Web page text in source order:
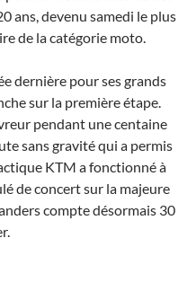
ans, devenu samedi le plus
de la catégorie moto.
dernière pour ses grands
sur la première étape.
pendant une centaine
sans gravité qui a permis
KTM a fonctionné à
de concert sur la majeure
compte désormais 30